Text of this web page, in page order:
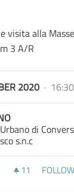
visita alla
3 A/R
2020 ·
di
s.n.c
11 11
FOLLOW